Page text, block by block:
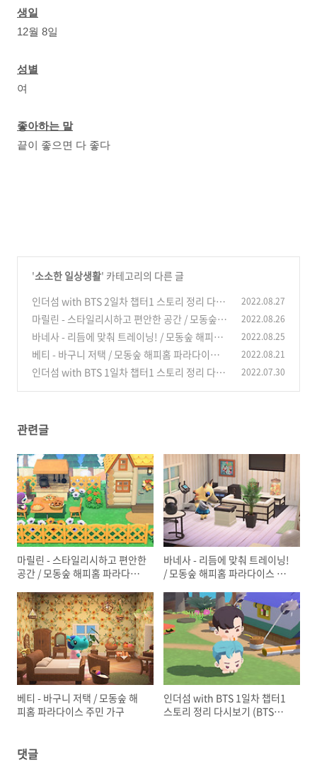
생일
12월 8일
성별
여
좋아하는 말
끝이 좋으면 다 좋다
'소소한 일상생활' 카테고리의 다른 글
인더섬 with BTS 2일차 챕터1 스토리 정리 다시
보기 (BTS Island: In the SEOM)
(0)
2022.08.27
마릴린 - 스타일리시하고 편안한 공간 / 모동숲 해
피홈 파라다이스 주민 가구
(0)
2022.08.26
바네사 - 리듬에 맞춰 트레이닝! / 모동숲 해피홈
파라다이스 주민 가구
(0)
2022.08.25
베티 - 바구니 저택 / 모동숲 해피홈 파라다이스
주민 가구 (0)
2022.08.21
인더섬 with BTS 1일차 챕터1 스토리 정리 다시
2022.07.30
관련글
마릴린 - 스타일리시하고 편안한
공간 / 모동숲 해피홈 파라다이
바네사 - 리듬에 맞춰 트레이닝!
/ 모동숲 해피홈 파라다이스 주
베티 - 바구니 저택 / 모동숲 해
피홈 파라다이스 주민 가구
인더섬 with BTS 1일차 챕터1
스토리 정리 다시보기 (BTS
댓글